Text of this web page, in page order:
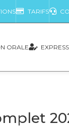
TARIFS
ORALE